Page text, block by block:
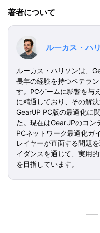
著者について
ルーカス・ハ
ルーカス・ハリソンは、
長年の経験を持つベテラ
す。PCゲームに影響を与
に精通しており、その解
GearUP PC版の最適化に
た。現在はGearUPのコン
PCネットワーク最適化ガ
レイヤーが直面する問題
イダンスを通じて、実用
を目指しています。